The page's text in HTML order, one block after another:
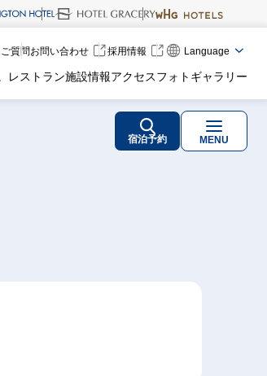
質問お問い合わせ 採用情報 Language
レストラン施設情報アクセスフォトギャラリー
宿泊予約 MENU